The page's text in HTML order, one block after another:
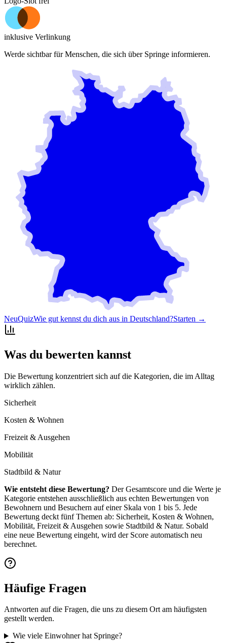
inklusive Verlinkung
Werde sichtbar für Menschen, die sich über Springe informieren.
NeuQuizWie gut kennst du dich aus in Deutschland?Starten →
Was du bewerten kannst
Die Bewertung konzentriert sich auf die Kategorien, die im Alltag
wirklich zählen.
Sicherheit
Kosten & Wohnen
Freizeit & Ausgehen
Mobilität
Stadtbild & Natur
Wie entsteht diese Bewertung? Der Gesamtscore und die Werte je
Kategorie entstehen ausschließlich aus echten Bewertungen von
Bewohnern und Besuchern auf einer Skala von 1 bis 5. Jede
Bewertung deckt fünf Themen ab: Sicherheit, Kosten & Wohnen,
Mobilität, Freizeit & Ausgehen sowie Stadtbild & Natur. Sobald
eine neue Bewertung eingeht, wird der Score automatisch neu
berechnet.
Häufige Fragen
Antworten auf die Fragen, die uns zu diesem Ort am häufigsten
gestellt werden.
Wie viele Einwohner hat Springe?